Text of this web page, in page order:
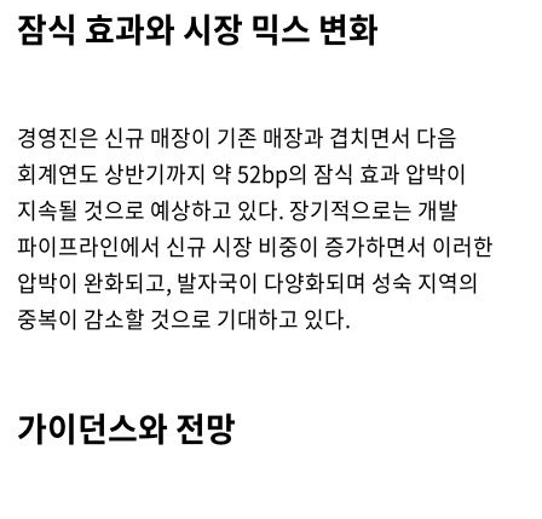
잠식 효과와 시장 믹스 변화
경영진은 신규 매장이 기존 매장과 겹치면서 다음
회계연도 상반기까지 약 52bp의 잠식 효과 압박이
지속될 것으로 예상하고 있다. 장기적으로는 개발
파이프라인에서 신규 시장 비중이 증가하면서 이러한
압박이 완화되고, 발자국이 다양화되며 성숙 지역의
중복이 감소할 것으로 기대하고 있다.
가이던스와 전망